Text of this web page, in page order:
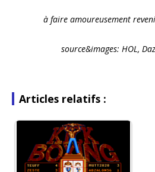
à faire amoureusement
source&images: HOL,
Articles relatifs :